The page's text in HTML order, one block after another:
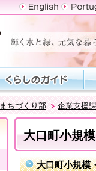
まちづくり部 企業支援課
大口町小規
大口町小規模